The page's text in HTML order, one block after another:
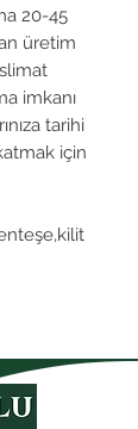
20-45
üretim
imkanı
tarihi
için